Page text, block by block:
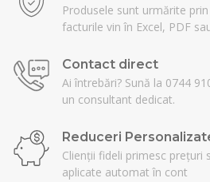
Produsele sunt urmărite
facturile vin în Excel, PDF
Contact direct
Ai întrebări? Sună la 0744
un consultant dedicat.
Reduceri
Clienții fideli primesc prețuri
aplicate automat în cont